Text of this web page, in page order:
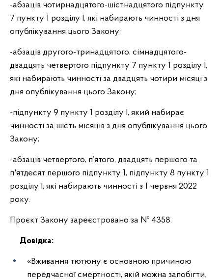
-абзаців чотирнадцятого-шістнадцятого підпункту
7 пункту 1 розділу І, які набирають чинності з дня
опублікування цього Закону;
-абзаців другого-тринадцятого, сімнадцятого-
двадцять четвертого підпункту 7 пункту 1 розділу І,
які набирають чинності за двадцять чотири місяці з
дня опублікування цього Закону;
-підпункту 9 пункту 1 розділу І, який набирає
чинності за шість місяців з дня опублікування цього
Закону;
-абзаців четвертого, п’ятого, двадцять першого та
п'ятдесят першого підпункту 1, підпункту 8 пункту 1
розділу І, які набирають чинності з 1 червня 2022
року.
Проєкт Закону зареєстровано за № 4358.
Довідка:
«Вживання тютюну є основною причиною
передчасної смертності, якій можна запобігти.